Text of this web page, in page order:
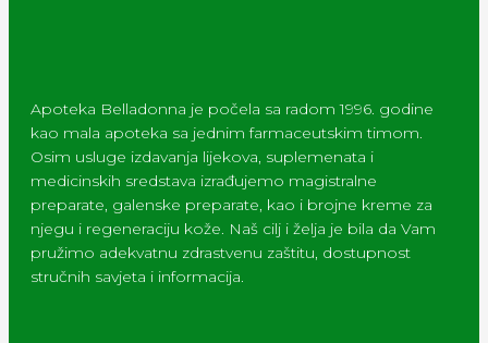
Apoteka Belladonna je počela sa radom 1996. godine
kao mala apoteka sa jednim farmaceutskim timom.
Osim usluge izdavanja lijekova, suplemenata i
medicinskih sredstava izrađujemo magistralne
preparate, galenske preparate, kao i brojne kreme za
njegu i regeneraciju kože. Naš cilj i želja je bila da Vam
pružimo adekvatnu zdrastvenu zaštitu, dostupnost
stručnih savjeta i informacija.